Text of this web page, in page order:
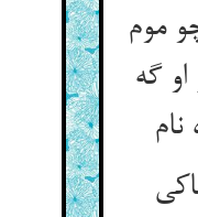
موم
گه